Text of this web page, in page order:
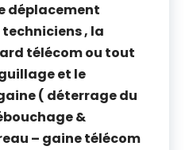
déplacement
techniciens , la
télécom ou tout
et le
( déterrage du
&
– gaine télécom